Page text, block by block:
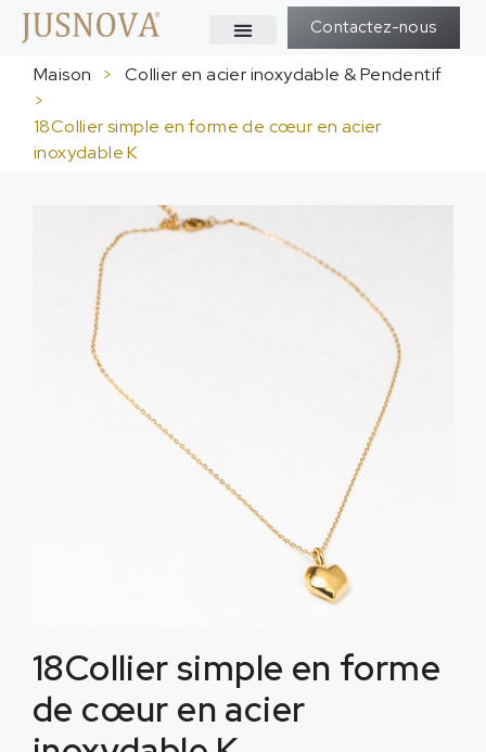
Contactez-nous
Maison >
Collier en acier inoxydable & Pendentif
>
18Collier simple en forme de cœur en acier
inoxydable K
18Collier simple en forme
de cœur en acier